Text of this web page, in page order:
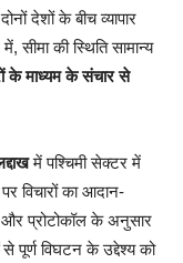
देशों के बीच व्यापार
सीमा की स्थिति सामान्य
के माध्यम के संचार से
में पश्चिमी सेक्टर में
विचारों का आदान-
और प्रोटोकॉल के अनुसार
से पूर्ण विघटन के उद्देश्य को